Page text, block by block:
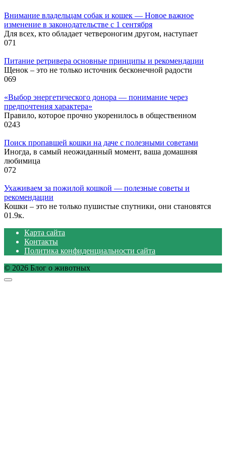
Внимание владельцам собак и кошек — Новое важное
изменение в законодательстве с 1 сентября
Для всех, кто обладает четвероногим другом, наступает
071
Питание ретривера основные принципы и рекомендации
Щенок – это не только источник бесконечной радости
069
«Выбор энергетического донора — понимание через
предпочтения характера»
Правило, которое прочно укоренилось в общественном
0243
Поиск пропавшей кошки на даче с полезными советами
Иногда, в самый неожиданный момент, ваша домашняя
любимица
072
Ухаживаем за пожилой кошкой — полезные советы и
рекомендации
Кошки – это не только пушистые спутники, они становятся
01.9к.
Карта сайта
Контакты
Политика конфиденциальности сайта
© 2026 Блог о животных